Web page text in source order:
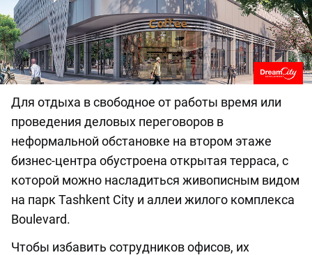
Для отдыха в свободное от работы время или
проведения деловых переговоров в
неформальной обстановке на втором этаже
бизнес-центра обустроена открытая терраса, с
которой можно насладиться живописным видом
на парк Tashkent City и аллеи жилого комплекса
Boulevard.
Чтобы избавить сотрудников офисов, их